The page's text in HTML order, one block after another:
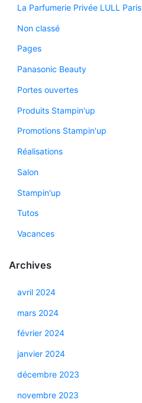
La Parfumerie Privée LULL Paris
Non classé
Pages
Panasonic Beauty
Portes ouvertes
Produits Stampin'up
Promotions Stampin'up
Réalisations
Salon
Stampin'up
Tutos
Vacances
Archives
avril 2024
mars 2024
février 2024
janvier 2024
décembre 2023
novembre 2023